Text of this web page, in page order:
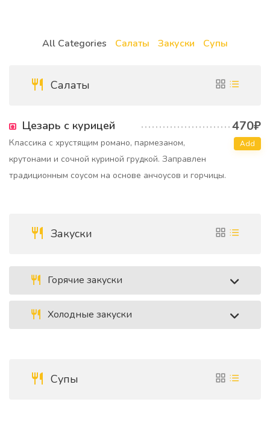
All Categories Салаты Закуски Супы
Салаты
Цезарь с курицей 470₽
Классика с хрустящим романо, пармезаном,
крутонами и сочной куриной грудкой. Заправлен
традиционным соусом на основе анчоусов и горчицы.
Add
Закуски
Горячие закуски
Холодные закуски
Супы